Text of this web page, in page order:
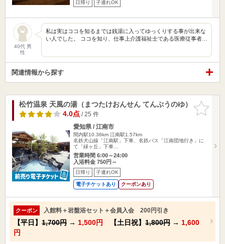
日帰り 子連れOK
40代 男
性
私は実はココを知るまでは銭湯に入ってゆっくりする事が出来な
い人でした。 ココを知り、仕事上介護福祉士である医療従事者…
関連情報から探す
お気に入
りに追加
松竹温泉 天風の湯（まつたけおんせん てんぷうのゆ）
4.0点/ 25 件
愛知県 / 江南市
間内駅10.36km 江南駅1.57km
名鉄犬山線「江南駅」下車、名鉄バス「江南団地行き」に
て「緑ヶ丘」下車…
営業時間 6:00～24:00
入浴料金 750円～
日帰り 子連れOK
電子チケットあり クーポンあり
クーポン 入館料＋岩盤浴セット＋会員入会 200円引き
【平日】 1,700円 → 1,500円 【土日祝】 1,800円 → 1,600
円